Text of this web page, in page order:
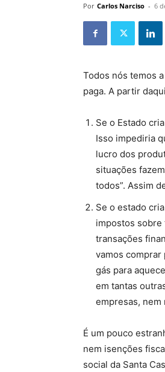
Por Carlos Narciso - 6
Todos nós temos
paga. A partir
Se o Estado
Isso impediria
lucro dos
situações
todos”. Assim
Se o estado
impostos sobre
transações
vamos comprar
gás para
em tantas
empresas, nem
É um pouco
nem isenções
social da Santa